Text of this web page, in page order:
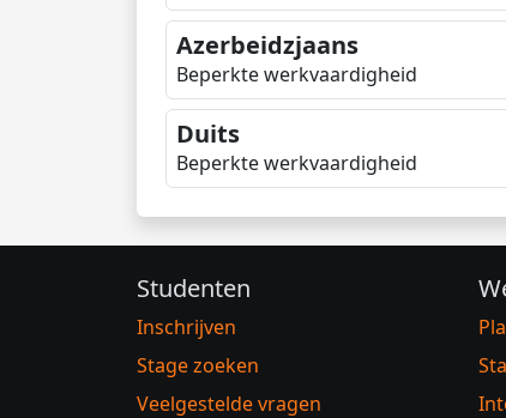
Azerbeidzjaans
Beperkte werkvaardigheid
Duits
Beperkte werkvaardigheid
Studenten
Inschrijven
Stage zoeken
Veelgestelde vragen